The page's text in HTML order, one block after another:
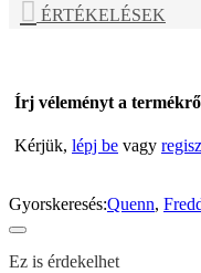
ÉRTÉKELÉSEK
Írj véleményt a
Kérjük, lépj be vagy
Gyorskeresés:Quenn,
Ez is érdekelhet